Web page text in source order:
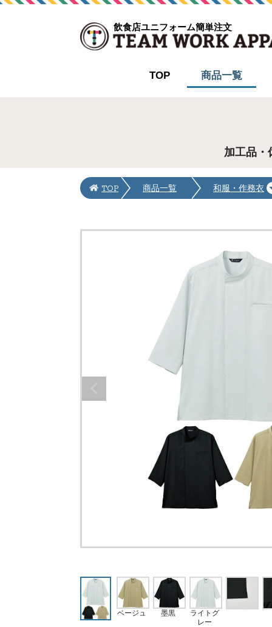
飲食店ユニフォーム簡単注文
TOP 商品一覧
加工品・
TOP 商品一覧 和服・作務衣
ベージュ 墨黒
ライトグ
レー